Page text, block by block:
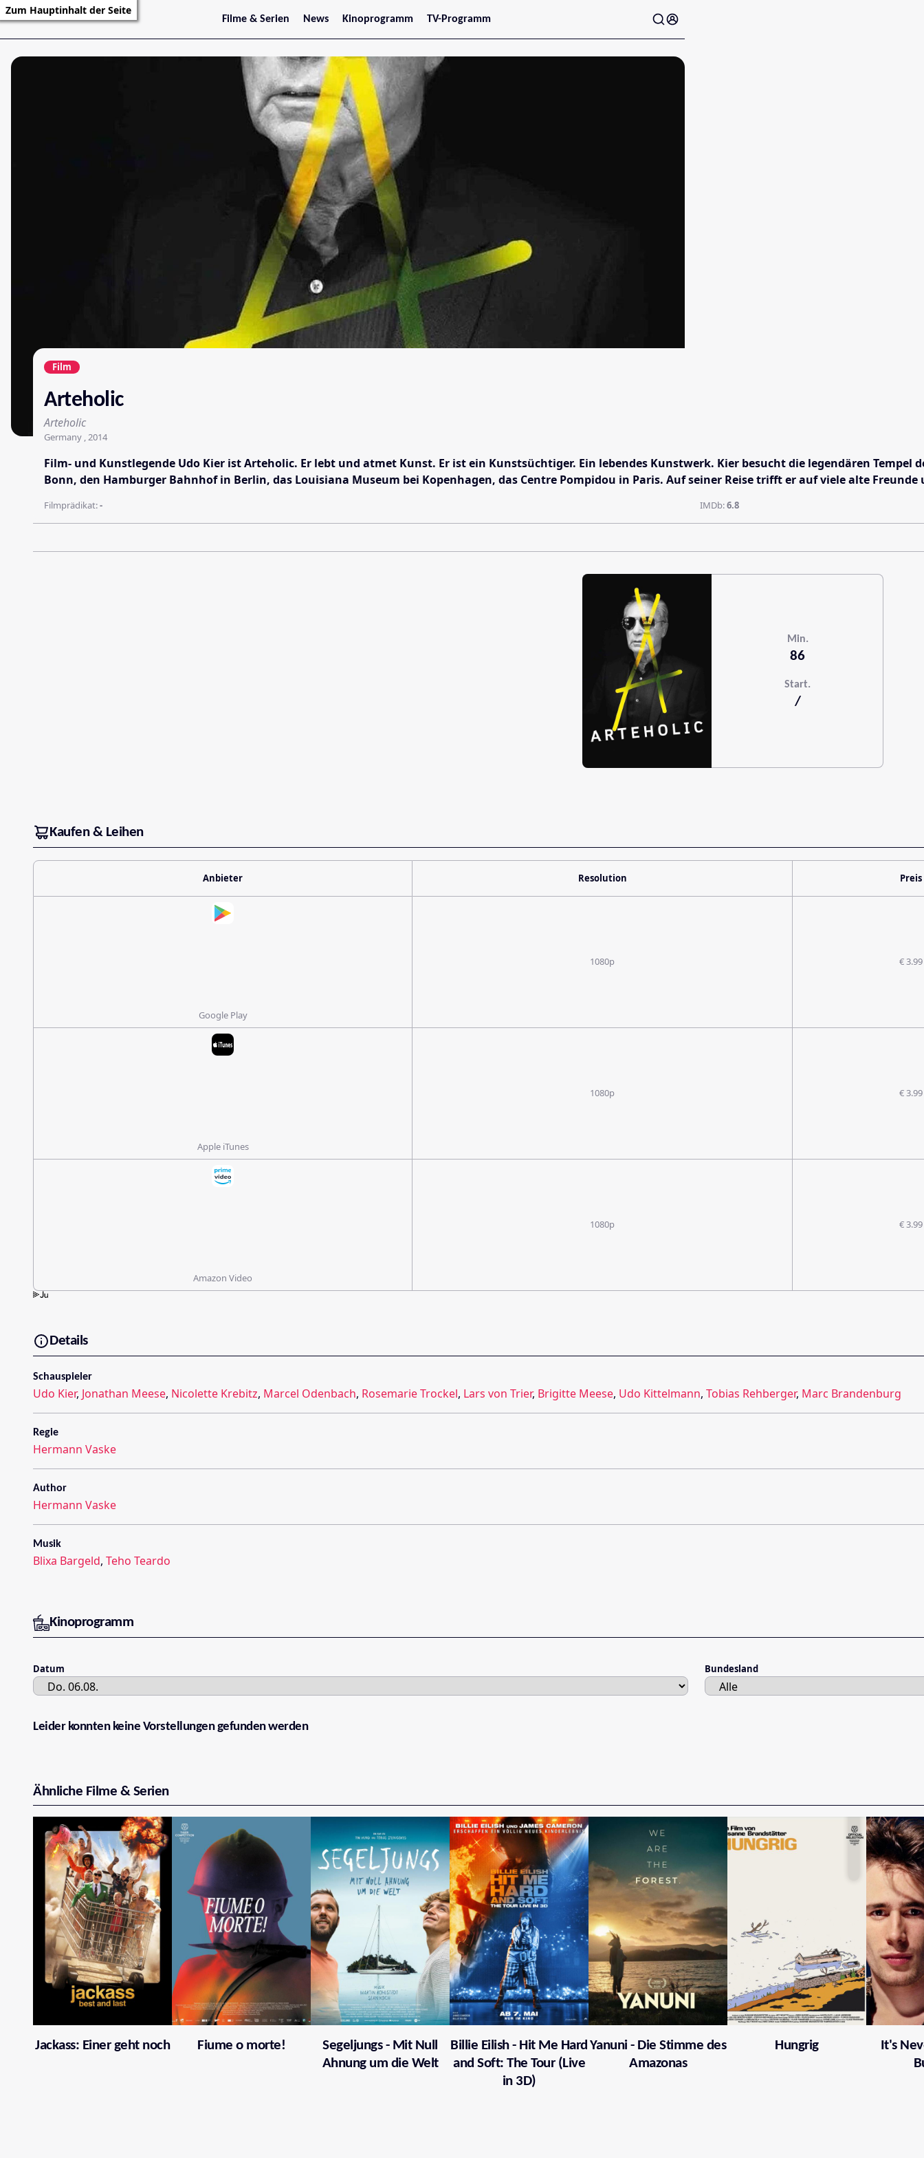
Zum Hauptinhalt der Seite
Filme & Serien
Trailer
Filmarchiv
Serienarchiv
News
Stars
Kinoprogramm
Jetzt im Kino
Wien
Niederösterreich
Oberösterreich
Steiermark
Burgenland
Kärnten
Salzburg
Tirol
Vorarlberg
TV-Programm
Film
Arteholic
Arteholic
Germany , 2014
Film- und Kunstlegende Udo Kier ist Arteholic. Er lebt und atmet Kunst. Er ist ein Kunstsüchtiger. Ein lebendes Kunstwerk. Kier besucht die legendären
Bonn, den Hamburger Bahnhof in Berlin, das Louisiana Museum bei Kopenhagen, das Centre Pompidou in Paris. Auf seiner Reise trifft er auf viele alte
Filmprädikat:- IMDb:6.8
Min.
86
Start.
/
Kaufen & Leihen
Anbieter Resolution Preis
Google Play
1080p € 3.99
Apple iTunes
1080p € 3.99
Amazon Video
1080p € 3.99
Details
Schauspieler
Udo Kier, Jonathan Meese, Nicolette Krebitz, Marcel Odenbach, Rosemarie Trockel, Lars von Trier, Brigitte Meese, Udo Kittelmann, Tobias Rehberger, Marc Brandenburg
Regie
Hermann Vaske
Author
Hermann Vaske
Musik
Blixa Bargeld, Teho Teardo
Kinoprogramm
Datum Bundesland
Leider konnten keine Vorstellungen gefunden werden
Ähnliche Filme & Serien
Jackass: Einer geht noch Fiume o morte!
Segeljungs - Mit Null
Ahnung um die Welt
Billie Eilish - Hit Me Hard
and Soft: The Tour (Live
in 3D)
Yanuni - Die Stimme des
Amazonas
Hungrig
It's